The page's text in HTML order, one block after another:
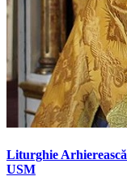
Liturghie
USM